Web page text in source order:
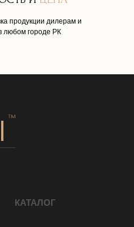
продукции дилерам и
любом городе РК
КАТАЛОГ